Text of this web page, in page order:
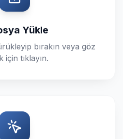
Yükle
bırakın veya göz
için tıklayın.